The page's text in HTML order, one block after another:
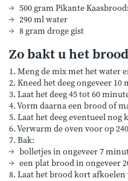
500 gram Pikante
290 ml water
8 gram droge gist
Zo bakt u het brood
1. Meng de mix met het water
2. Kneed het deeg ongeveer
3. Laat het deeg 45 tot 60
4. Vorm daarna een brood of
5. Laat het deeg eventueel nog
6. Verwarm de oven voor op
7. Bak:
bolletjes in ongeveer 7
een plat brood in ongeveer
8. Laat het brood kort